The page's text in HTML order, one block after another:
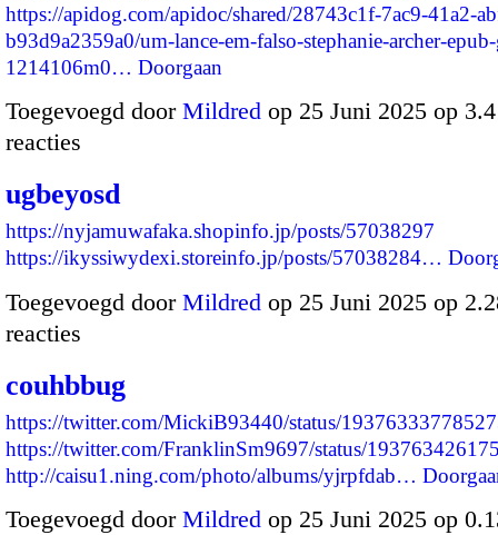
https://apidog.com/apidoc/shared/28743c1f-7ac9-41a2-
b93d9a2359a0/um-lance-em-falso-stephanie-archer-
1214106m0… Doorgaan
Toegevoegd door Mildred op 25 Juni 2025 op
reacties
ugbeyosd
https://nyjamuwafaka.shopinfo.jp/posts/57038297
https://ikyssiwydexi.storeinfo.jp/posts/57038284…
Toegevoegd door Mildred op 25 Juni 2025 op
reacties
couhbbug
https://twitter.com/MickiB93440/status/
https://twitter.com/FranklinSm9697/status/
http://caisu1.ning.com/photo/albums/yjrpfdab…
Toegevoegd door Mildred op 25 Juni 2025 op